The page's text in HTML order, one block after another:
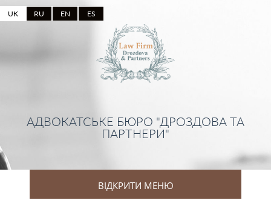
UK RU EN ES
АДВОКАТСЬКЕ БЮРО "ДРОЗДОВА ТА
ПАРТНЕРИ"
ВІДКРИТИ МЕНЮ